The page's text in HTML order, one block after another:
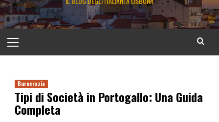
principale
Burocrazia
Tipi di Società in Portogallo: Una Guida
Completa